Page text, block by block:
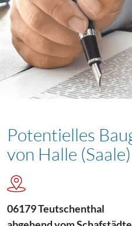
Potentielles
von Halle (Saale)
06179 Teutschenthal